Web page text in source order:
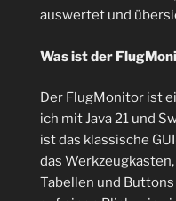
auswertet und
Was ist der
Der FlugMonitor ist
ich mit Java 21 und
ist das klassische
das
Tabellen und